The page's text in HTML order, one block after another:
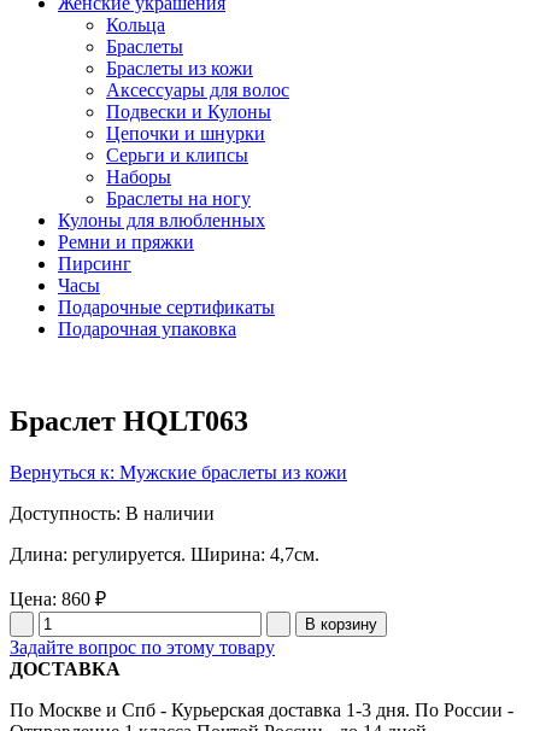
Кольца
Браслеты
Браслеты из кожи
Аксессуары для волос
Подвески и Кулоны
Цепочки и шнурки
Серьги и клипсы
Наборы
Браслеты на ногу
Кулоны для влюбленных
Ремни и пряжки
Пирсинг
Часы
Подарочные сертификаты
Подарочная упаковка
Браслет HQLT063
Вернуться к: Мужские браслеты из кожи
Доступность: В наличии
Длина: регулируется. Ширина: 4,7см.
Цена: 860 ₽
Задайте вопрос по этому товару
ДОСТАВКА
По Москве и Спб - Курьерская доставка 1-3 дня. По России -